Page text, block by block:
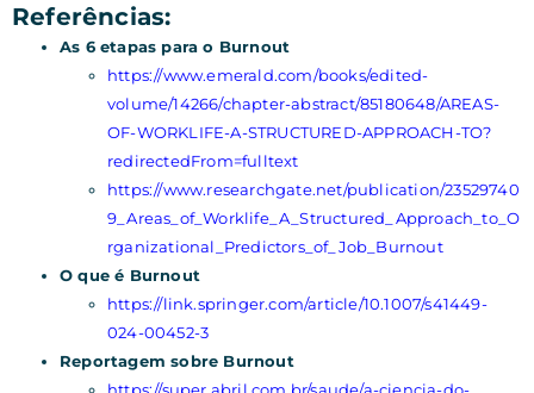
Referências:
As 6 etapas para o Burnout
https://www.emerald.com/books/edited-
volume/14266/chapter-abstract/85180648/AREAS-
OF-WORKLIFE-A-STRUCTURED-APPROACH-TO?
redirectedFrom=fulltext
https://www.researchgate.net/publication/23529740
9_Areas_of_Worklife_A_Structured_Approach_to_O
rganizational_Predictors_of_Job_Burnout
O que é Burnout
https://link.springer.com/article/10.1007/s41449-
024-00452-3
Reportagem sobre Burnout
https://super.abril.com.br/saude/a-ciencia-do-